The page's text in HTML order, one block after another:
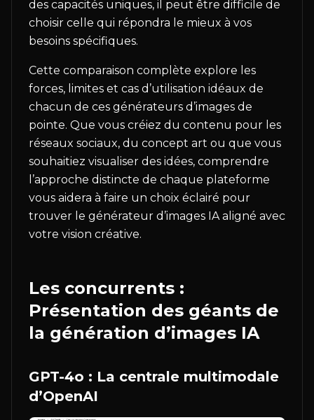
des capacités uniques, il peut être difficile de
choisir celle qui répondra le mieux à vos
besoins spécifiques.
Cette comparaison complète explore les
forces, limites et cas d’utilisation idéaux de
chacun de ces générateurs d’images de
pointe. Que vous créiez du contenu pour les
réseaux sociaux, du concept art ou que vous
souhaitiez visualiser des idées, comprendre
l’approche distincte de chaque plateforme
vous aidera à faire un choix éclairé pour
trouver le générateur d’images IA aligné avec
votre vision créative.
Les concurrents :
Présentation des géants de
la génération d’images IA
GPT-4o : La centrale multimodale
d’OpenAI